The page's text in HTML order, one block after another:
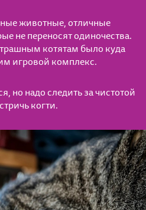
животные, отличные
не переносят одиночества.
котятам было куда
игровой комплекс.
но надо следить за чистотой
когти.